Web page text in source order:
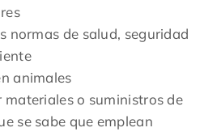
normas de salud, seguridad
animales
materiales o suministros de
se sabe que emplean